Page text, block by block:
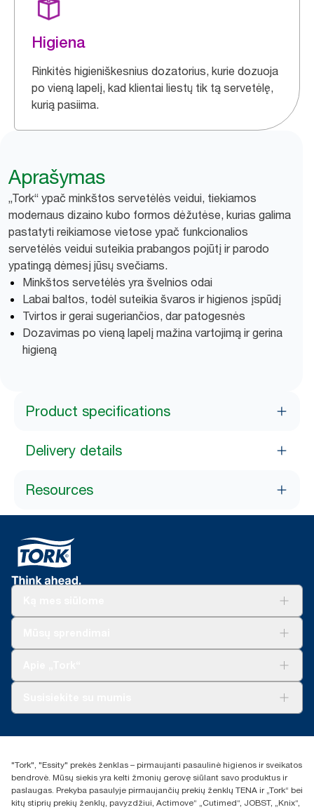
Higiena
Rinkitės higieniškesnius dozatorius, kurie dozuoja
po vieną lapelį, kad klientai liestų tik tą servetėlę,
kurią pasiima.
Aprašymas
„Tork“ ypač minkštos servetėlės veidui, tiekiamos
modernaus dizaino kubo formos dėžutėse, kurias galima
pastatyti reikiamose vietose ypač funkcionalios
servetėlės veidui suteikia prabangos pojūtį ir parodo
ypatingą dėmesį jūsų svečiams.
Minkštos servetėlės yra švelnios odai
Labai baltos, todėl suteikia švaros ir higienos įspūdį
Tvirtos ir gerai sugeriančios, dar patogesnės
Dozavimas po vieną lapelį mažina vartojimą ir gerina
higieną
Product specifications
Delivery details
Resources
+370 5 268 3455
UAB Essity Lithuania
Naugarduko g. 98
LT-03160 Vilnius, Lietuva
"Tork", "Essity" prekės ženklas – pirmaujanti pasaulinė higienos ir sveikatos
bendrovė. Mūsų siekis yra kelti žmonių gerovę siūlant savo produktus ir
paslaugas. Prekyba pasaulyje pirmaujančių prekių ženklų TENA ir „Tork“ bei
kitų stiprių prekių ženklų, pavyzdžiui, Actimove“ „Cutimed“, JOBST, „Knix“,